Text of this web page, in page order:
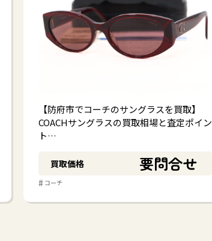
【防府市でコーチのサングラスを買取】
COACHサングラスの買取相場と査定ポイン
ト…
買取価格 要問合せ
# コーチ